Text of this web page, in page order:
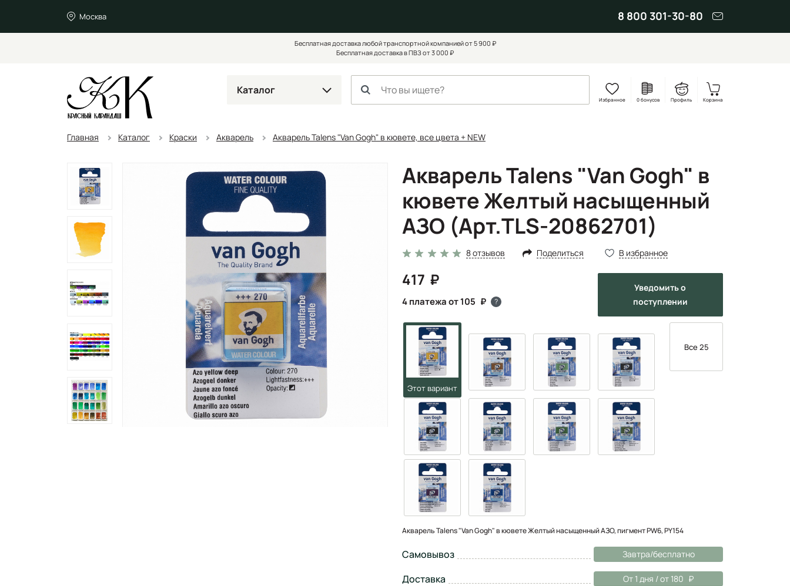
Москва 8 800 301-30-80
Бесплатная доставка любой транспортной компанией от 5 900 ₽
Бесплатная доставка в ПВЗ от 3 000 ₽
Каталог
Избранное 0 бонусов Профиль Корзина
Главная Каталог Краски Акварель Акварель Talens "Van Gogh" в кювете, все цвета + NEW
Акварель Talens "Van Gogh" в
кювете Желтый насыщенный
АЗО (Арт.TLS-20862701)
8 отзывов Поделиться В избранное
417
4 платежа от 105 ?
Уведомитьо
поступлении
Все 25
Акварель Talens "Van Gogh" в кювете Желтый насыщенный АЗО, пигмент PW6, PY154
Самовывоз Завтра/бесплатно
Доставка От 1 дня / от 180